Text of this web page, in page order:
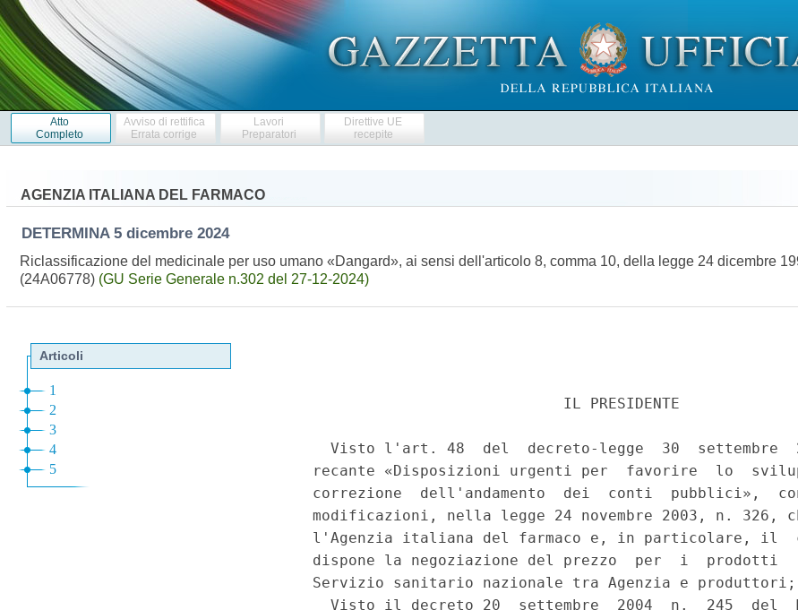
Atto
Completo
Avviso di rettifica
Errata corrige
Lavori
Preparatori
Direttive UE
recepite
AGENZIA ITALIANA DEL FARMACO
DETERMINA 5 dicembre 2024
Riclassificazione del medicinale per uso umano «Dangard», ai sensi dell'articolo 8, comma 10, della legge 24 dicembre
(24A06778) (GU Serie Generale n.302 del 27-12-2024)